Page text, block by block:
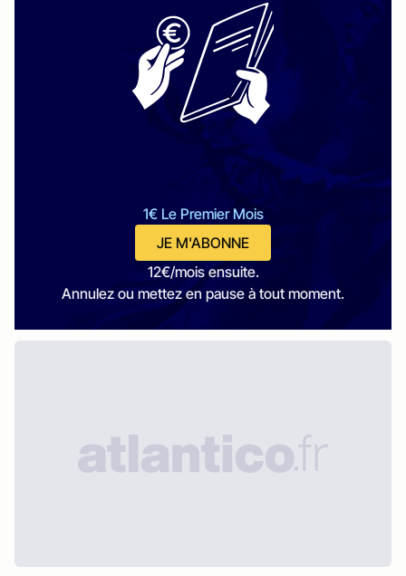
1€ Le Premier Mois
JE M'ABONNE
12€/mois ensuite.
Annulez ou mettez en pause à tout moment.